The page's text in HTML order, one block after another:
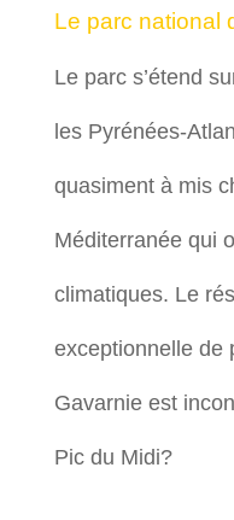
Le parc national
Le parc s’étend
les Pyrénées-
quasiment à mis
Méditerranée qui
climatiques. Le
exceptionnelle de
Gavarnie est
Pic du Midi?